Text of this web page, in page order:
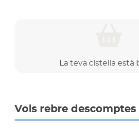
La teva cistella està
Vols rebre descomptes